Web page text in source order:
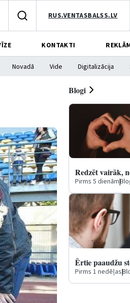
RUS.VENTASBALSS.LV
KONTAKTI
Novadā Vide Digitalizācija
Blogi
Redzēt vairāk,
Pirms 5 dienām|
Ērtie paaudžu
Pirms 1 nedēļas|